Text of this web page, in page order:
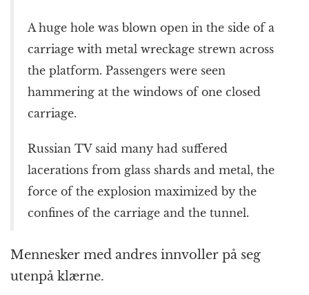
A huge hole was blown open in the side of a
carriage with metal wreckage strewn across
the platform. Passengers were seen
hammering at the windows of one closed
carriage.
Russian TV said many had suffered
lacerations from glass shards and metal, the
force of the explosion maximized by the
confines of the carriage and the tunnel.
Mennesker med andres innvoller på seg
utenpå klærne.